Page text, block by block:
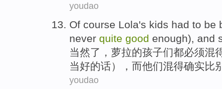
youdao
Of course Lola's kids had to be
never quite good enough), and
当然了， 萝拉的孩子们都必须混
当好的话），而他们混得确实比
youdao